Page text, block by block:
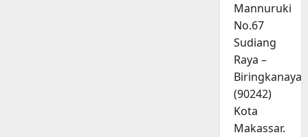
Mannuruki
No.67
Sudiang
Raya –
Biringkanaya
(90242)
Kota
Makassar.